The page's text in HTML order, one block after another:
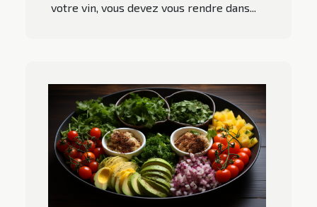
votre vin, vous devez vous rendre dans...